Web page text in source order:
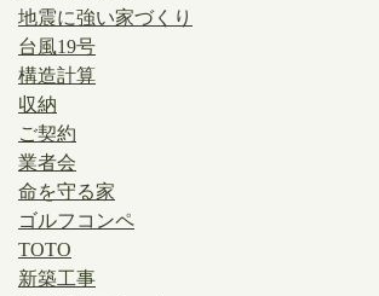
地震に強い家づくり
台風19号
構造計算
収納
ご契約
業者会
命を守る家
ゴルフコンペ
TOTO
新築工事